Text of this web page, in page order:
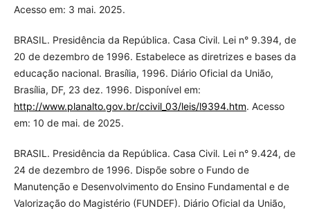
Acesso em: 3 mai. 2025.
BRASIL. Presidência da República. Casa Civil. Lei n° 9.394, de
20 de dezembro de 1996. Estabelece as diretrizes e bases da
educação nacional. Brasília, 1996. Diário Oficial da União,
Brasília, DF, 23 dez. 1996. Disponível em:
http://www.planalto.gov.br/ccivil_03/leis/l9394.htm. Acesso
em: 10 de mai. de 2025.
BRASIL. Presidência da República. Casa Civil. Lei n° 9.424, de
24 de dezembro de 1996. Dispõe sobre o Fundo de
Manutenção e Desenvolvimento do Ensino Fundamental e de
Valorização do Magistério (FUNDEF). Diário Oficial da União,